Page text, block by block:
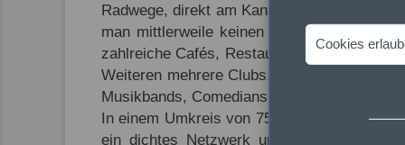
Cookies
Radwege, direkt am Kanal entlang, ist der
man mittlerweile keinen
zahlreiche Cafés, Restaurants,
Weiteren mehrere Clubs, die mit ihren
Musikbands, Comedians sowie
In einem Umkreis von 750 Metern um die
ein dichtes Netzwerk unterschiedlicher